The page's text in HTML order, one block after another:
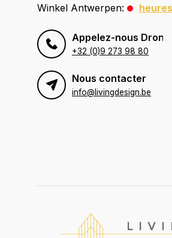
Winkel Antwerpen:
Appelez-nous
+32 (0)9 273 98 80
Nous contacter
info@livingdesign.be